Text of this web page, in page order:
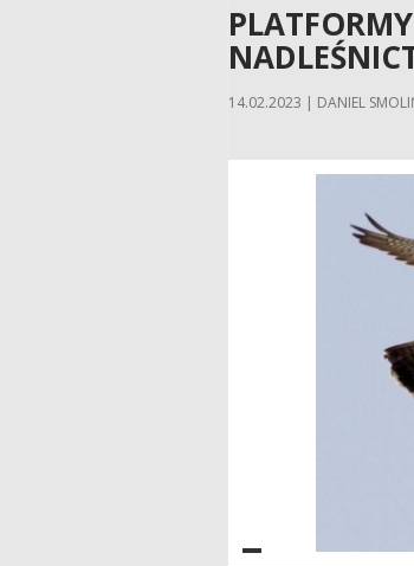
14.02.2023 | DANIEL